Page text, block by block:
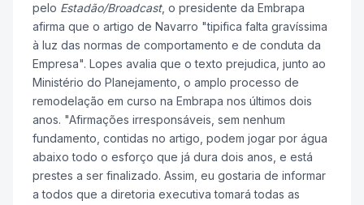
pelo Estadão/Broadcast, o presidente da Embrapa
afirma que o artigo de Navarro "tipifica falta gravíssima
à luz das normas de comportamento e de conduta da
Empresa". Lopes avalia que o texto prejudica, junto ao
Ministério do Planejamento, o amplo processo de
remodelação em curso na Embrapa nos últimos dois
anos. "Afirmações irresponsáveis, sem nenhum
fundamento, contidas no artigo, podem jogar por água
abaixo todo o esforço que já dura dois anos, e está
prestes a ser finalizado. Assim, eu gostaria de informar
a todos que a diretoria executiva tomará todas as